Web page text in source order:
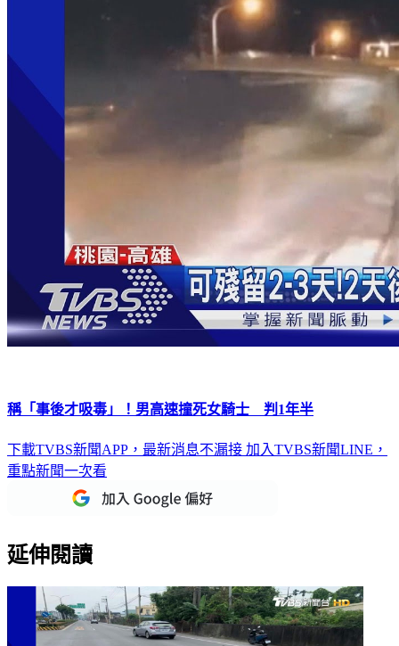
稱「事後才吸毒」！男高速撞死女騎士 判1年半
下載TVBS新聞APP，最新消息不漏接 加入TVBS新聞LINE，
重點新聞一次看
延伸閱讀